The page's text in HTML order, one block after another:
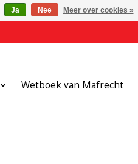
Wetboek van Mafrecht
Ja Nee Meer over cookies »